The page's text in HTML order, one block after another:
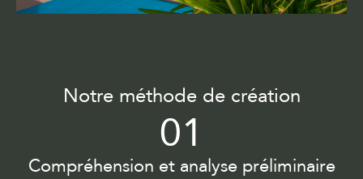
Notre méthode de création
01
Compréhension et analyse préliminaire